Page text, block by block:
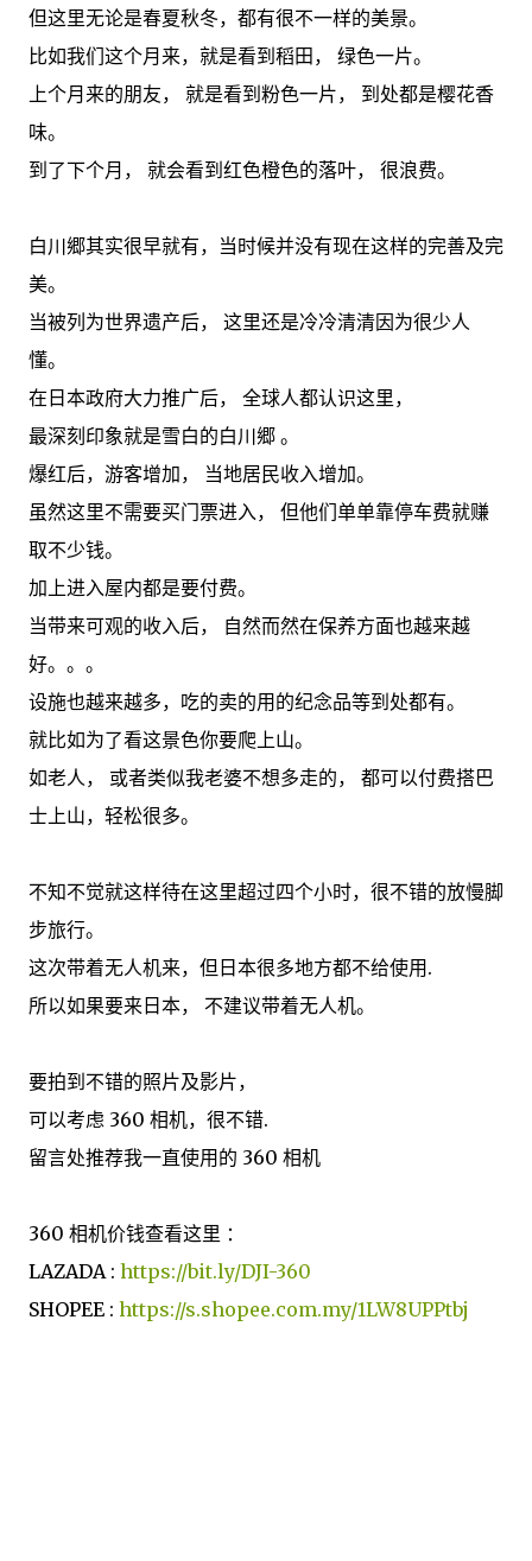
但这里无论是春夏秋冬，都有很不一样的美景。
比如我们这个月来，就是看到稻田， 绿色一片。
上个月来的朋友， 就是看到粉色一片， 到处都是樱花香
味。
到了下个月， 就会看到红色橙色的落叶， 很浪费。
白川郷其实很早就有，当时候并没有现在这样的完善及完
美。
当被列为世界遗产后， 这里还是冷冷清清因为很少人
懂。
在日本政府大力推广后， 全球人都认识这里，
最深刻印象就是雪白的白川郷 。
爆红后，游客增加， 当地居民收入增加。
虽然这里不需要买门票进入， 但他们单单靠停车费就赚
取不少钱。
加上进入屋内都是要付费。
当带来可观的收入后， 自然而然在保养方面也越来越
好。。。
设施也越来越多，吃的卖的用的纪念品等到处都有。
就比如为了看这景色你要爬上山。
如老人， 或者类似我老婆不想多走的， 都可以付费搭巴
士上山，轻松很多。
不知不觉就这样待在这里超过四个小时，很不错的放慢脚
步旅行。
这次带着无人机来，但日本很多地方都不给使用.
所以如果要来日本， 不建议带着无人机。
要拍到不错的照片及影片，
可以考虑 360 相机，很不错.
留言处推荐我一直使用的 360 相机
360 相机价钱查看这里 ：
LAZADA : https://bit.ly/DJI-360
SHOPEE : https://s.shopee.com.my/1LW8UPPtbj